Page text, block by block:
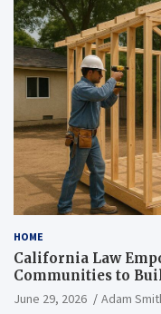
HOME
California Law
Communities to
June 29, 2026 Adam